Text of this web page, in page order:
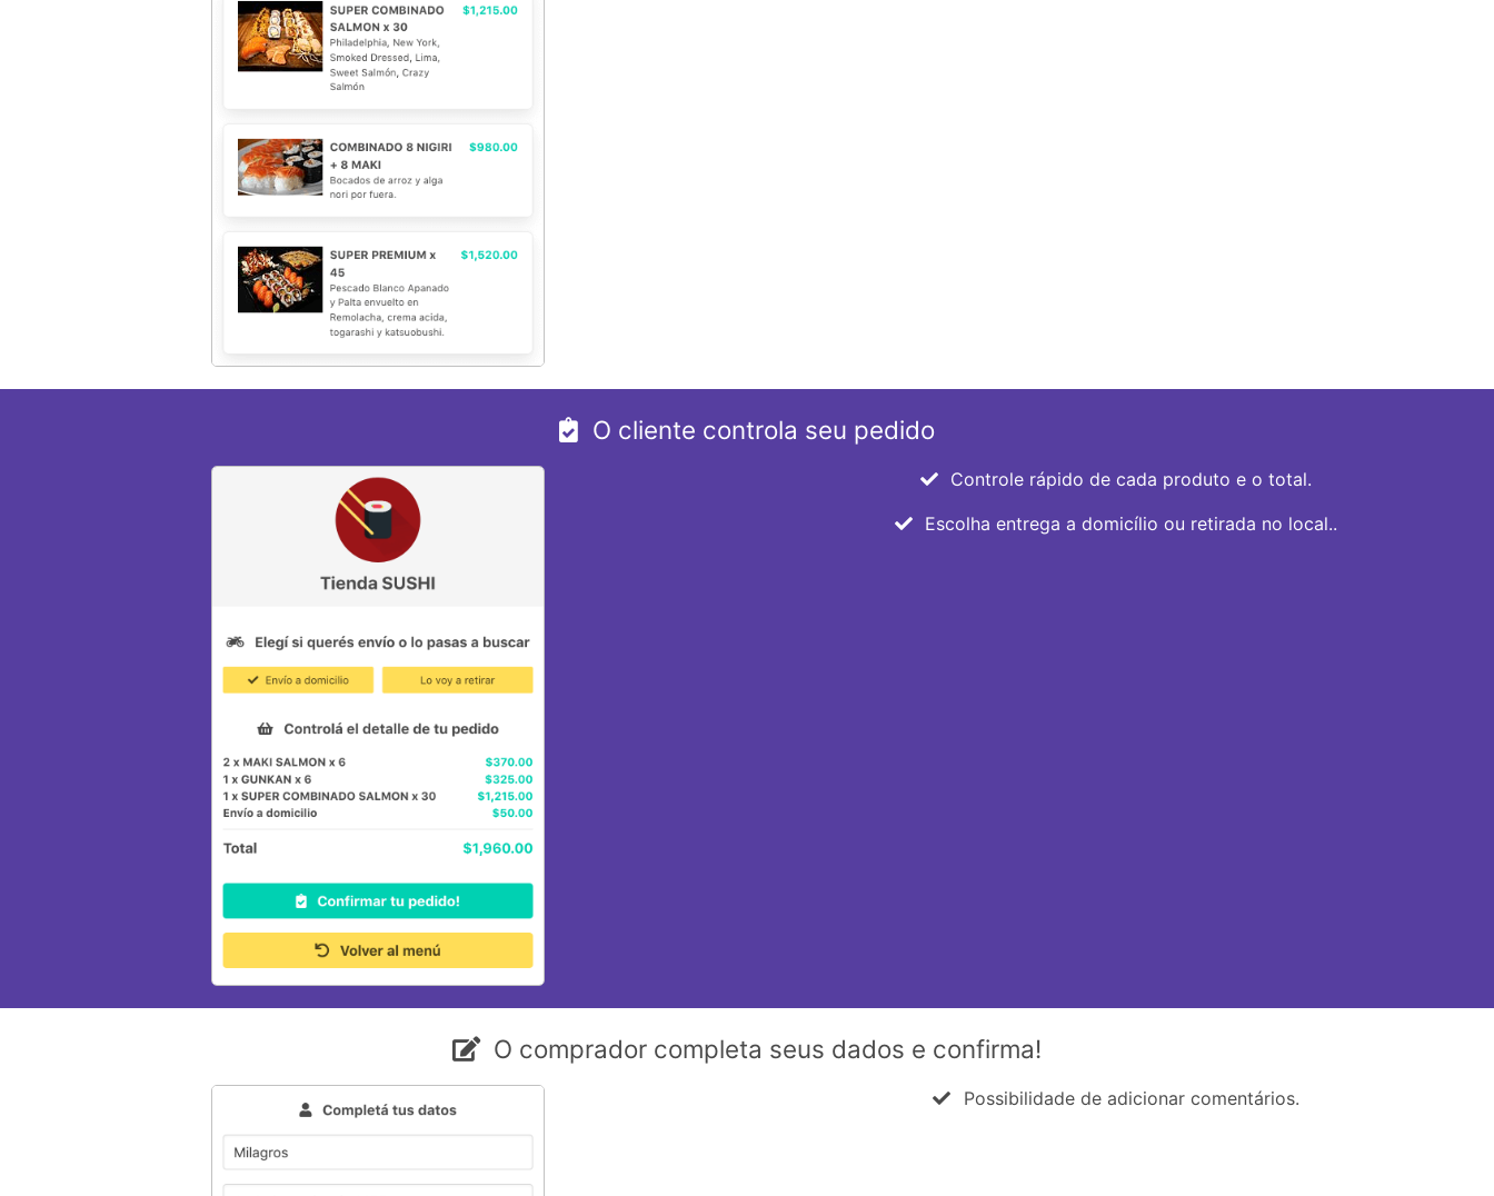
O cliente controla seu pedido
Controle rápido de cada produto e o total.
Escolha entrega a domicílio ou retirada no local..
O comprador completa seus dados e confirma!
Possibilidade de adicionar comentários.